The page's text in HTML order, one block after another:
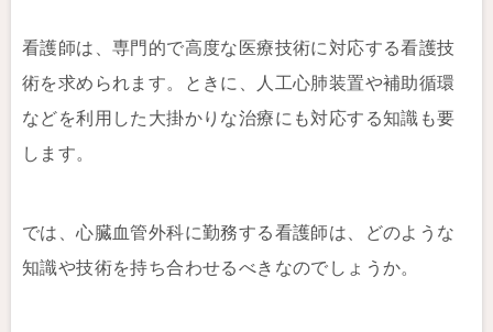
看護師は、専門的で高度な医療技術に対応する看護技
術を求められます。ときに、人工心肺装置や補助循環
などを利用した大掛かりな治療にも対応する知識も要
します。
では、心臓血管外科に勤務する看護師は、どのような
知識や技術を持ち合わせるべきなのでしょうか。